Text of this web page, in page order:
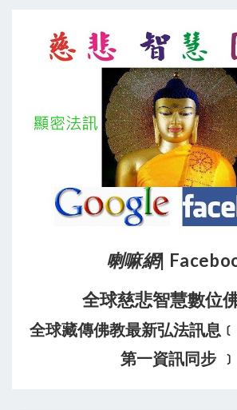
喇嘛網|
全球慈悲智慧數位
全球藏傳佛教最新弘法訊息
第一資訊同步 ﹞